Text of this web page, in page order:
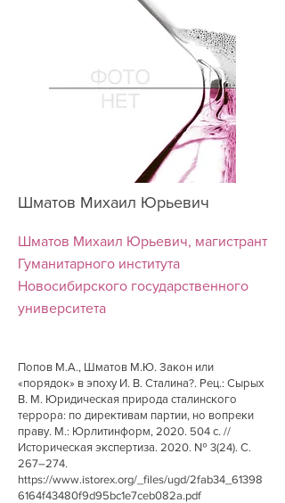
Шматов Михаил Юрьевич
Шматов Михаил Юрьевич, магистрант
Гуманитарного института
Новосибирского государственного
университета
Попов М.А., Шматов М.Ю. Закон или
«порядок» в эпоху И. В. Сталина?. Рец.: Сырых
В. М. Юридическая природа сталинского
террора: по директивам партии, но вопреки
праву. М.: Юрлитинформ, 2020. 504 с. //
Историческая экспертиза. 2020. № 3(24). С.
267–274.
https://www.istorex.org/_files/ugd/2fab34_61398
6164f43480f9d95bc1e7ceb082a.pdf